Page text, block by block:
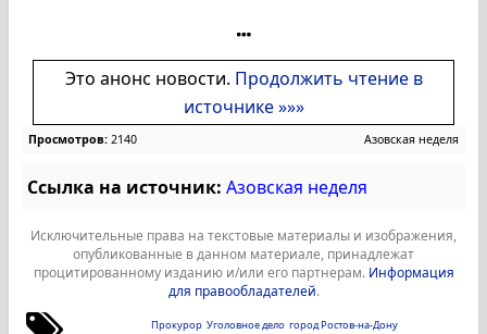
Это анонс новости. Продолжить чтение в
источнике »»»
Просмотров: 2140 Азовская неделя
Ссылка на источник: Азовская неделя
Исключительные права на текстовые материалы и изображения,
опубликованные в данном материале, принадлежат
процитированному изданию и/или его партнерам. Информация
для правообладателей.
Прокурор Уголовное дело город Ростов-на-Дону